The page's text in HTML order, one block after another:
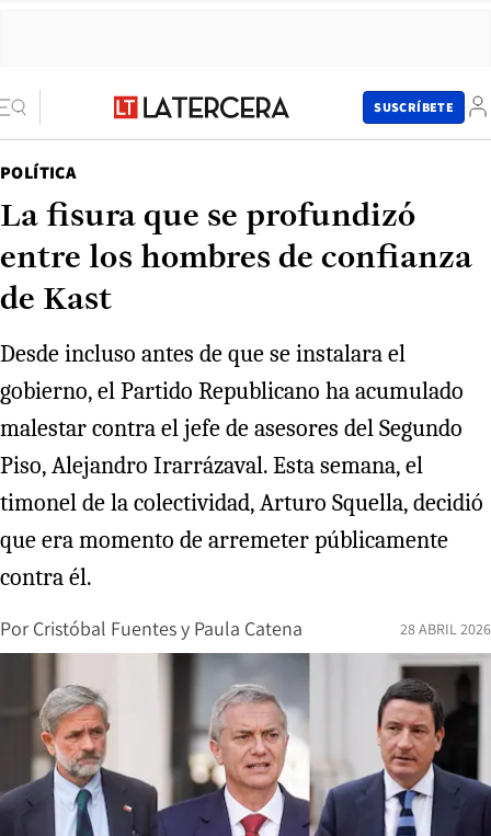
SUSCRÍBETE
POLÍTICA
La fisura que se profundizó
entre los hombres de confianza
de Kast
Desde incluso antes de que se instalara el
gobierno, el Partido Republicano ha acumulado
malestar contra el jefe de asesores del Segundo
Piso, Alejandro Irarrázaval. Esta semana, el
timonel de la colectividad, Arturo Squella, decidió
que era momento de arremeter públicamente
contra él.
Por Cristóbal Fuentesy Paula Catena 28 ABRIL 2026